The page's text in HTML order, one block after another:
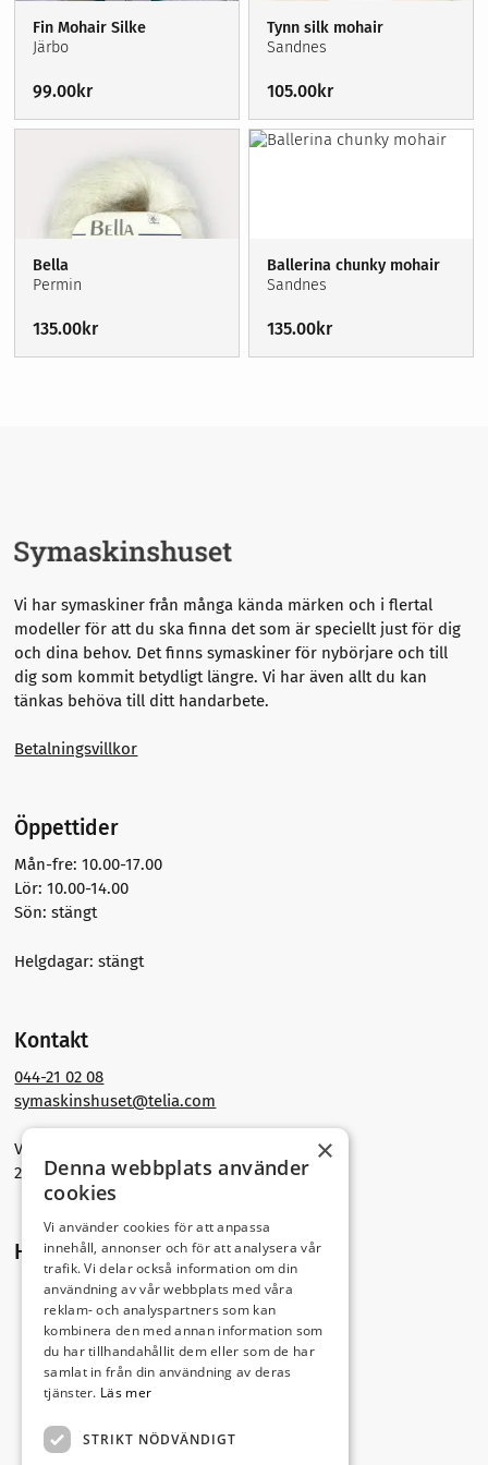
Sybehör
Stickor, virknålar & tillbehör
Nyheter
Våra erbjudanden
Symaskinsservice
Broderi
Sybehör
Stickor, virknålar & tillbehör
Nyheter
Våra erbjudanden
Fin Mohair Silke
Järbo
99.00kr
Tynn silk mohair
Sandnes
105.00kr
Bella
Permin
135.00kr
Ballerina chunky mohair
Sandnes
135.00kr
Vi har symaskiner från många kända märken och i flertal
modeller för att du ska finna det som är speciellt just för dig
och dina behov. Det finns symaskiner för nybörjare och till
dig som kommit betydligt längre.Vi har även allt du kan
tänkas behöva till ditt handarbete.
Betalningsvillkor
Öppettider
Mån-fre: 10.00-17.00
Lör: 10.00-14.00
Sön: stängt
Helgdagar: stängt
Kontakt
044-21 02 08
symaskinshuset@telia.com
Västra Storgatan 30
291 30 Kristianstad
Hitta hit
×
Denna webbplats använder
cookies
Vi använder cookies för att anpassa
innehåll, annonser och för att analysera vår
trafik. Vi delar också information om din
användning av vår webbplats med våra
reklam- och analyspartners som kan
kombinera den med annan information som
du har tillhandahållit dem eller som de har
samlat in från din användning av deras
tjänster. Läs mer
STRIKT NÖDVÄNDIGT